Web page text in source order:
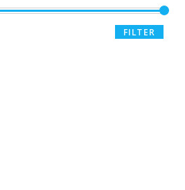
FILTER